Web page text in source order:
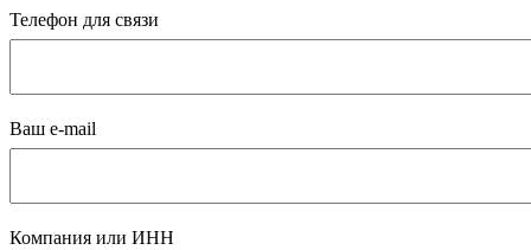
Телефон для связи
Ваш e-mail
Компания или ИНН